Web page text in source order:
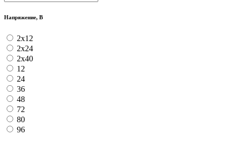
Напряжение, В
2x12
2x24
2x40
12
24
36
48
72
80
96